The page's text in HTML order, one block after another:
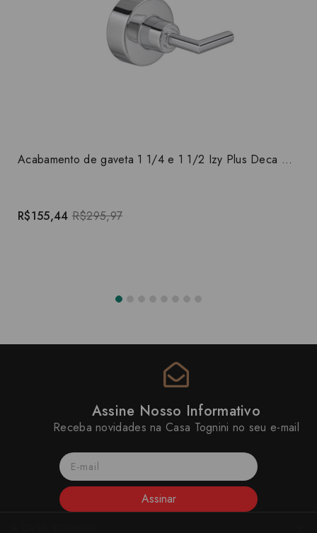
Acabamento de gaveta 1 1/4 e 1 1/2 Izy Plus Deca 4900.C24.GD
R$155,44 R$295,97
Assine Nosso Informativo
Receba novidades na Casa Tognini no seu e-mail
Assinar